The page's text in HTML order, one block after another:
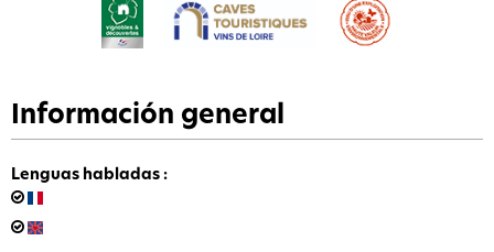
Información general
Lenguas habladas :